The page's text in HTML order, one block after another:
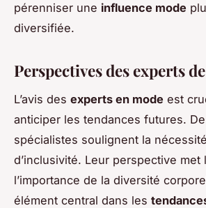
pérenniser une influence mode
diversifiée.
Perspectives des experts
L’avis des experts en mode est
anticiper les tendances futures.
spécialistes soulignent la
d’inclusivité. Leur perspective met
l’importance de la diversité
élément central dans les